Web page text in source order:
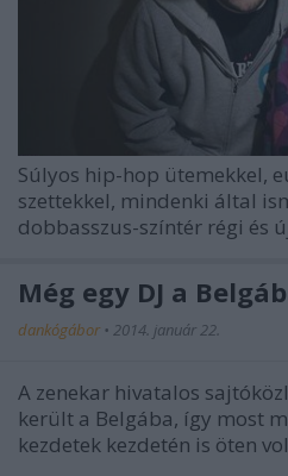
Súlyos hip-hop ütemekkel,
szettekkel, mindenki által
dobbasszus-színtér régi és
Még egy DJ a
dankógábor • 2014. január 22.
A zenekar hivatalos
került a Belgába, így most
kezdetek kezdetén is öten